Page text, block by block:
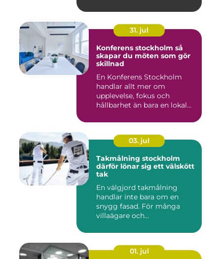
31. jul
Konferens stockholm så
skapar du möten som gör
skillnad
En Konferens Stockholm
handlar allt mer om
upplevelse, fokus och
hållbarhet än bara en lokal
03. jul
Takmålning stockholm
därför lönar sig ett välskött
tak
En välgjord takmålning
handlar inte bara om en
snygg fasad. För många
villaägare och
01. jul